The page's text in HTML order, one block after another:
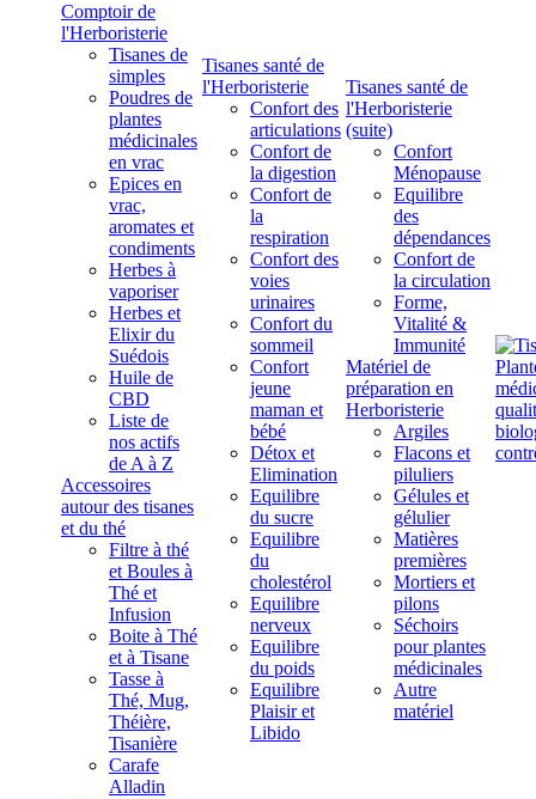
Comptoir de
l'Herboristerie
Tisanes de
simples
Poudres de
plantes
médicinales
en vrac
Epices en
vrac,
aromates et
condiments
Herbes à
vaporiser
Herbes et
Elixir du
Suédois
Huile de
CBD
Liste de
nos actifs
de A à Z
Accessoires
autour des tisanes
et du thé
Filtre à thé
et Boules à
Thé et
Infusion
Boite à Thé
et à Tisane
Tasse à
Thé, Mug,
Théière,
Tisanière
Carafe
Alladin
Tisanes santé de
l'Herboristerie
Confort des
articulations
Confort de
la digestion
Confort de
la
respiration
Confort des
voies
urinaires
Confort du
sommeil
Confort
jeune
maman et
bébé
Détox et
Elimination
Equilibre
du sucre
Equilibre
du
cholestérol
Equilibre
nerveux
Equilibre
du poids
Equilibre
Plaisir et
Libido
Tisanes santé de
l'Herboristerie
(suite)
Confort
Ménopause
Equilibre
des
dépendances
Confort de
la circulation
Forme,
Vitalité &
Immunité
Matériel de
préparation en
Herboristerie
Argiles
Flacons et
piluliers
Gélules et
gélulier
Matières
premières
Mortiers et
pilons
Séchoirs
pour plantes
médicinales
Autre
matériel